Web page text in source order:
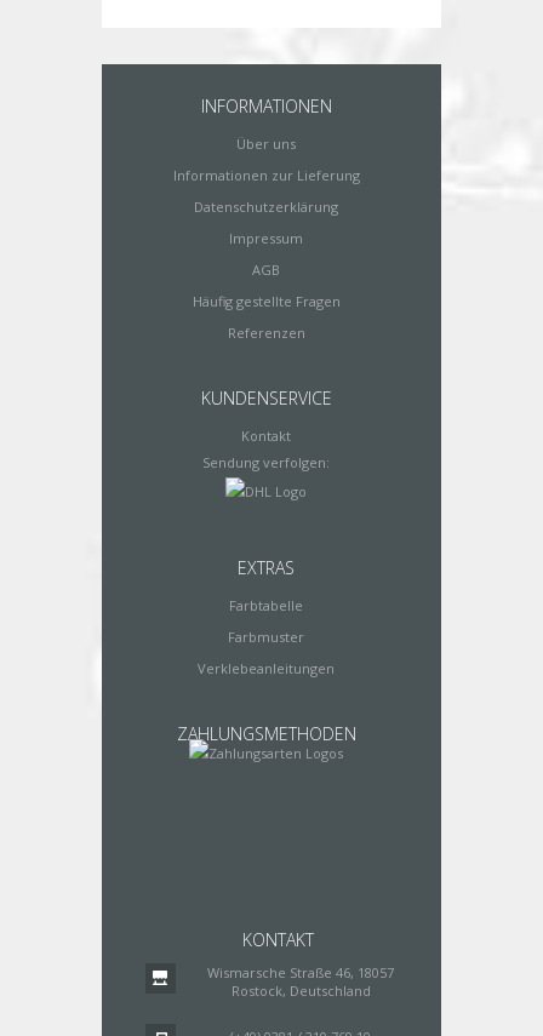
INFORMATIONEN
Über uns
Informationen zur Lieferung
Datenschutzerklärung
Impressum
AGB
Häufig gestellte Fragen
Referenzen
KUNDENSERVICE
Kontakt
Sendung verfolgen:
EXTRAS
Farbtabelle
Farbmuster
Verklebeanleitungen
ZAHLUNGSMETHODEN
KONTAKT
Wismarsche Straße 46, 18057
Rostock, Deutschland